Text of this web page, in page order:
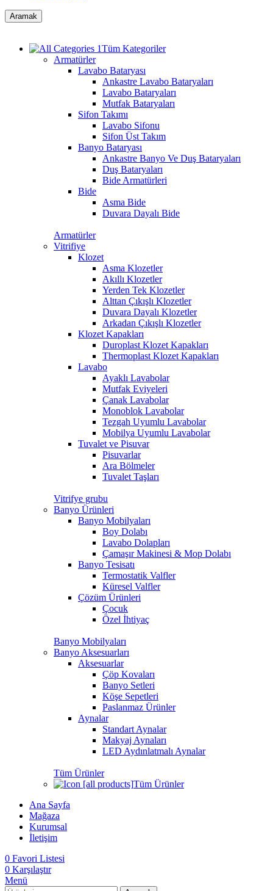
Aramak
Tüm Kategoriler
Armatürler
Lavabo Bataryası
Ankastre Lavabo Bataryaları
Lavabo Bataryaları
Mutfak Bataryaları
Sifon Takımı
Lavabo Sifonu
Sifon Üst Takım
Banyo Bataryası
Ankastre Banyo Ve Duş Bataryaları
Duş Bataryaları
Bide Armatürleri
Bide
Asma Bide
Duvara Dayalı Bide
Armatürler
Vitrifiye
Klozet
Asma Klozetler
Akıllı Klozetler
Yerden Tek Klozetler
Alttan Çıkışlı Klozetler
Duvara Dayalı Klozetler
Arkadan Çıkışlı Klozetler
Klozet Kapakları
Duroplast Klozet Kapakları
Thermoplast Klozet Kapakları
Lavabo
Ayaklı Lavabolar
Mutfak Eviyeleri
Çanak Lavabolar
Monoblok Lavabolar
Tezgah Uyumlu Lavabolar
Mobilya Uyumlu Lavabolar
Tuvalet ve Pisuvar
Pisuvarlar
Ara Bölmeler
Tuvalet Taşları
Vitrifye grubu
Banyo Ürünleri
Banyo Mobilyaları
Boy Dolabı
Lavabo Dolapları
Çamaşır Makinesi & Mop Dolabı
Banyo Tesisatı
Termostatik Valfler
Küresel Valfler
Çözüm Ürünleri
Çocuk
Özel İhtiyaç
Banyo Mobilyaları
Banyo Aksesuarları
Aksesuarlar
Çöp Kovaları
Banyo Setleri
Köşe Sepetleri
Paslanmaz Ürünler
Aynalar
Standart Aynalar
Makyaj Aynaları
LED Aydınlatmalı Aynalar
Tüm Ürünler
Tüm Ürünler
Ana Sayfa
Mağaza
Kurumsal
İletişim
0 Favori Listesi
0 Karşılaştır
Menü